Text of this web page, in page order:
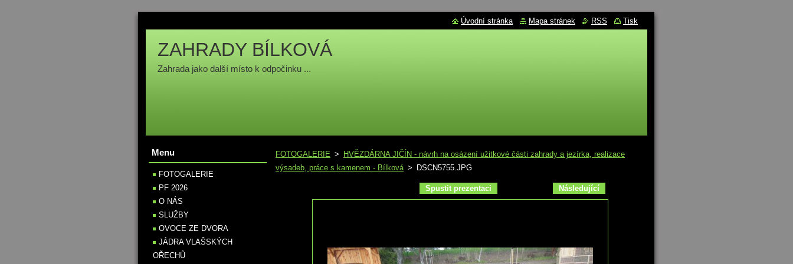
ZAHRADY BÍLKOVÁ
Zahrada jako další místo k odpočinku ...
FOTOGALERIE >
HVĚZDÁRNA JIČÍN - návrh na osázení užitkové části zahrady a jezírka, realizace
výsadeb, práce s kamenem - Bílková > DSCN5755.JPG
Spustit prezentaci Následující
Menu
FOTOGALERIE
PF 2026
O NÁS
SLUŽBY
OVOCE ZE DVORA
JÁDRA VLAŠSKÝCH
OŘECHŮ
Úvodní stránka Mapa stránek RSS Tisk